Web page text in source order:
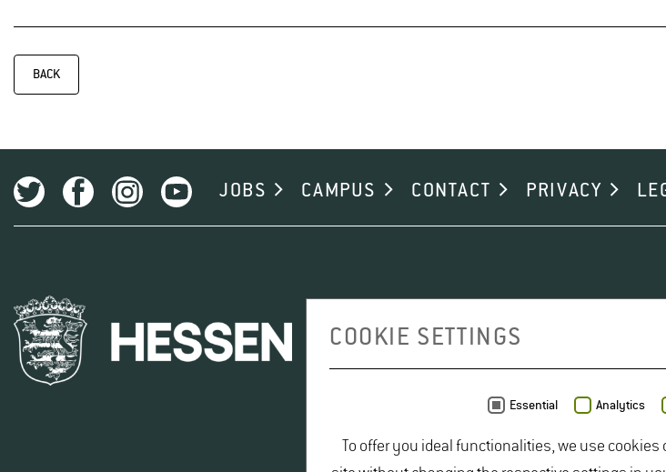
BACK
JOBS CAMPUS CONTACT PRIVACY
COOKIE SETTINGS
Essential Analytics
To offer you ideal functionalities, we use